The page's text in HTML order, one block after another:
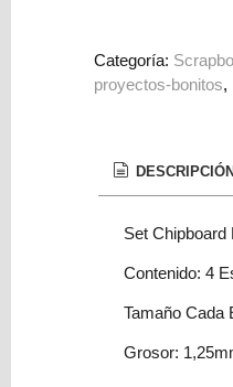
Figuras
Marcas
Categoría:
proyectos-bonitos
DESCRIPCIÓN
Set
Contenido: 4
Tamaño Cada
Grosor: